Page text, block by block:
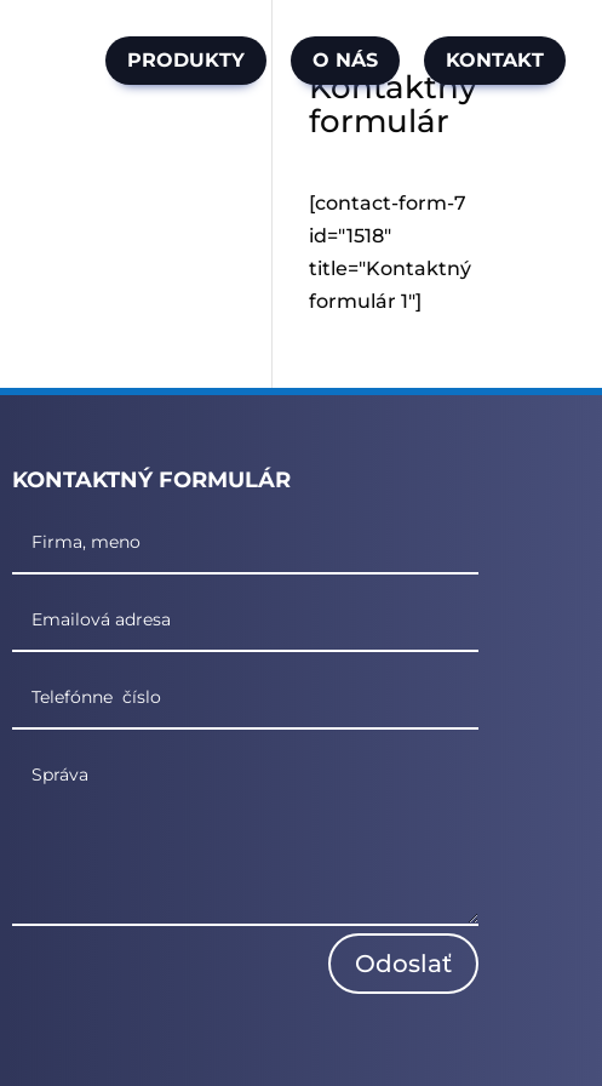
PRODUKTY O NÁS KONTAKT
Kontaktný
formulár
[contact-form-7
id="1518"
title="Kontaktný
formulár 1"]
KONTAKTNÝ FORMULÁR
Odoslať